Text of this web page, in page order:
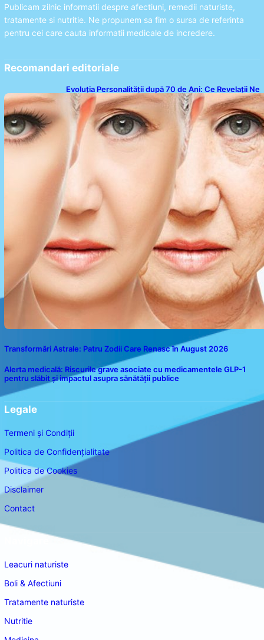
Publicam zilnic informatii despre afectiuni, remedii naturiste,
tratamente si nutritie. Ne propunem sa fim o sursa de referinta
pentru cei care cauta informatii medicale de incredere.
Recomandari editoriale
Evoluția Personalității după 70 de Ani: Ce Revelații Ne
Oferă Studiile Psihologice
Transformări Astrale: Patru Zodii Care Renasc în August 2026
Alerta medicală: Riscurile grave asociate cu medicamentele GLP-1
pentru slăbit și impactul asupra sănătății publice
Legale
Termeni și Condiții
Politica de Confidențialitate
Politica de Cookies
Disclaimer
Contact
Leacuri naturiste
Boli & Afectiuni
Tratamente naturiste
Nutritie